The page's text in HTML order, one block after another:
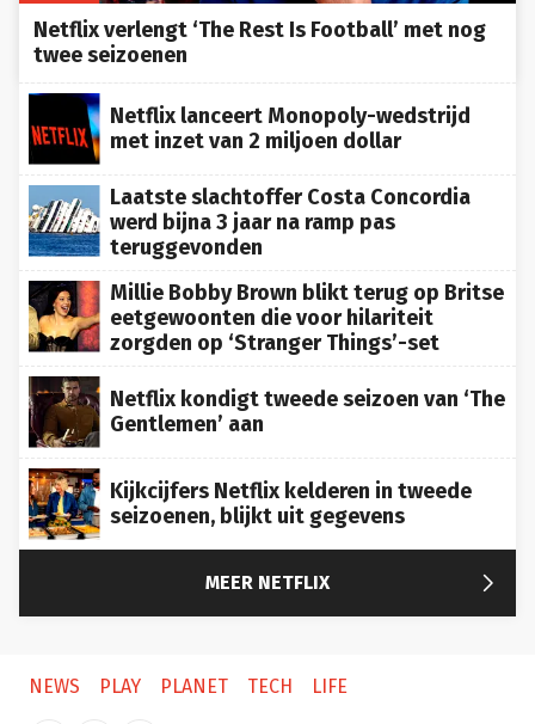
Netflix verlengt ‘The Rest Is Football’ met nog
twee seizoenen
Netflix lanceert Monopoly-wedstrijd
met inzet van 2 miljoen dollar
Laatste slachtoffer Costa Concordia
werd bijna 3 jaar na ramp pas
teruggevonden
Millie Bobby Brown blikt terug op Britse
eetgewoonten die voor hilariteit
zorgden op ‘Stranger Things’-set
Netflix kondigt tweede seizoen van ‘The
Gentlemen’ aan
Kijkcijfers Netflix kelderen in tweede
seizoenen, blijkt uit gegevens
MEER NETFLIX 
NEWS PLAY PLANET TECH LIFE